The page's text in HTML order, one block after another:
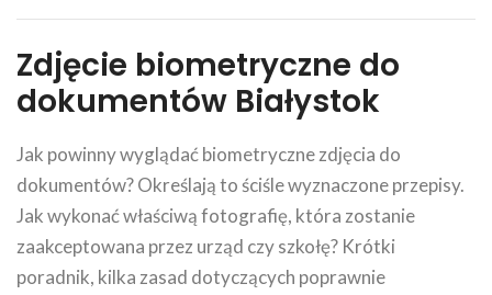
Zdjęcie biometryczne do
dokumentów Białystok
Jak powinny wyglądać biometryczne zdjęcia do
dokumentów? Określają to ściśle wyznaczone przepisy.
Jak wykonać właściwą fotografię, która zostanie
zaakceptowana przez urząd czy szkołę? Krótki
poradnik, kilka zasad dotyczących poprawnie